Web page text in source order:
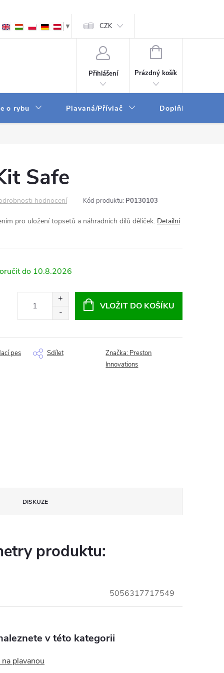
Zpracování osobních údajů GPSR
▼ CZK
Přihlášení
NÁKUPNÍ
Prázdný košík
o rybu Plavaná/Přívlač Doplňky a
Safe
hodnocení Kód produktu: P0130103
pro uložení topsetů a náhradních dílů děliček. Detailní
10.8.2026
VLOŽIT DO KOŠÍKU
pes Sdílet Značka: Preston
Innovations
DISKUZE
produktu:
5056317717549
v této kategorii
plavanou